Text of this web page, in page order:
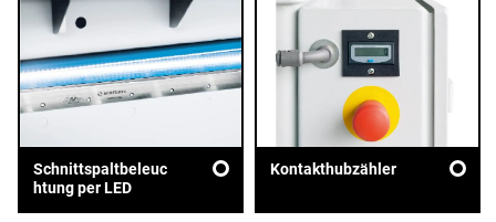
Schnittspaltbeleuc
htung per LED
Kontakthubzähler